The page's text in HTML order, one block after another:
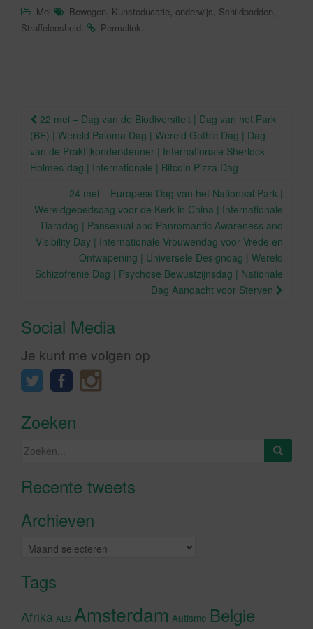
c
b
o
k
tt
Mei Bewegen, Kunsteducatie, onderwijs, Schildpadden,
Straffeloosheid. Permalink.
Berichtnavigatie
22 mei – Dag van de Biodiversiteit | Dag van het Park
(BE) | Wereld Paloma Dag | Wereld Gothic Dag | Dag
van de Praktijkondersteuner | Internationale Sherlock
Holmes-dag | Internationale | Bitcoin Pizza Dag
24 mei – Europese Dag van het Nationaal Park |
Wereldgebedsdag voor de Kerk in China | Internationale
Tiaradag | Pansexual and Panromantic Awareness and
Visibility Day | Internationale Vrouwendag voor Vrede en
Ontwapening | Universele Designdag | Wereld
Schizofrenie Dag | Psychose Bewustzijnsdag | Nationale
Dag Aandacht voor Sterven
Social Media
Je kunt me volgen op
Zoeken
Zoeken
Recente tweetsKlik om marketing cookies te
Archieven
Archieven
Tags
Afrika ALS Amsterdam Autisme Belgie